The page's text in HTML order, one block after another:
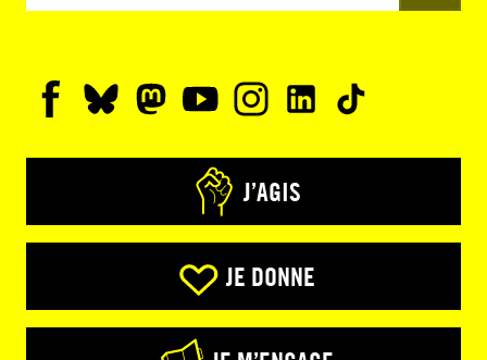
J’AGIS
JE DONNE